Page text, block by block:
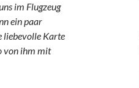
im Flugzeug
ein paar
liebevolle Karte
von ihm mit